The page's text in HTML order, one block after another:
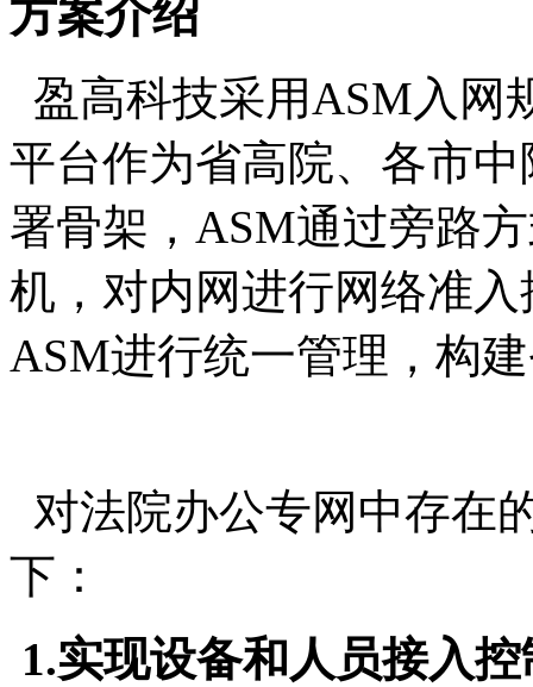
方案介绍
盈高科技采用ASM入网
平台作为省高院、各市
署骨架， ASM通过旁路
机，对内网进行网络准
ASM进行统一管理，构
对法院办公专网中存在
下：
1.实现设备和人员接入控